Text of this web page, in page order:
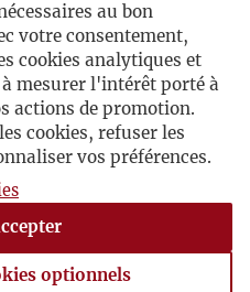
1992
1993
2000
2020
1951_010
Bialasiewicza z
„Orła Białego” i
przez
… 17
au bon
votre consentement,
cookies analytiques et
mesurer l'intérêt porté à
actions de promotion.
cookies, refuser les
vos préférences.
optionnels